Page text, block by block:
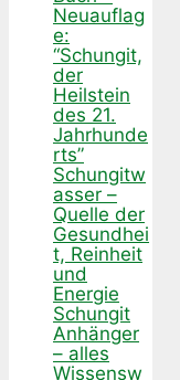
Neuauflag
e:
“Schungit,
der
Heilstein
des 21.
Jahrhunde
rts”
Schungitw
asser –
Quelle der
Gesundhei
t, Reinheit
und
Energie
Schungit
Anhänger
– alles
Wissensw